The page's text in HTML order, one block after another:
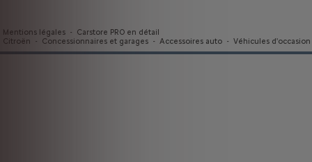
Mentions légales -
Carstore PRO en détail
Citroën
- Concessionnaires et garages - Accessoires auto - Véhicules d'occasion